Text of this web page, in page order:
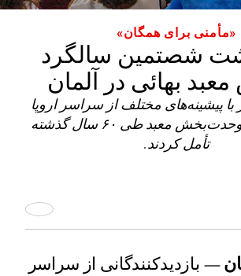
«مأمنی برای همگان»
شصتمین سالگرد
بهائی در آلمان
۴۰۰۰ نفر با پیشینه‌های مختلف از سراسر اروپا
در مورد نقش وحدت‌بخش معبد طی ۶۰ سال گذشته
تأمل کردند.
— بازدیدکنندگانی از سراسر